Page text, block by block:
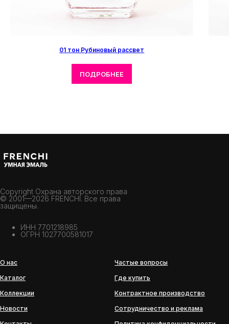
01 тон Рубиновый рассвет
ПОДРОБНЕЕ
Copyright Охрана авторского права
© 2001—2026 FRENCHI. Все права
защищены.
ИНН 7701218985
ОГРН 1027700581017
О нас
Каталог
Коллекции
Новости
Частые вопросы
Где купить
Контрактное производство
Сотрудничество и реклама